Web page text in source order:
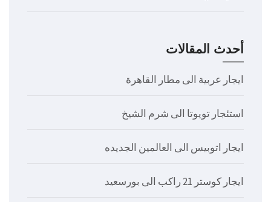
أحدث المقالات
ايجار عربية الى مطار القاهرة
استئجار تويوتا الى شرم الشيخ
ايجار اتوبيس الى العالمين الجديده
ايجار كوستر 21 راكب الى بورسعيد